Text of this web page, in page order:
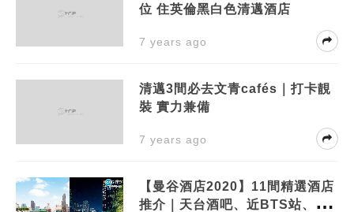
位 住英倫黑白色清邁酒店
7 years ago
清邁3間必去文青cafés｜打卡靚
裝 實力兼備
7 years ago
【曼谷酒店2020】11間精選酒店
推介｜天台酒吧、近BTS站、免